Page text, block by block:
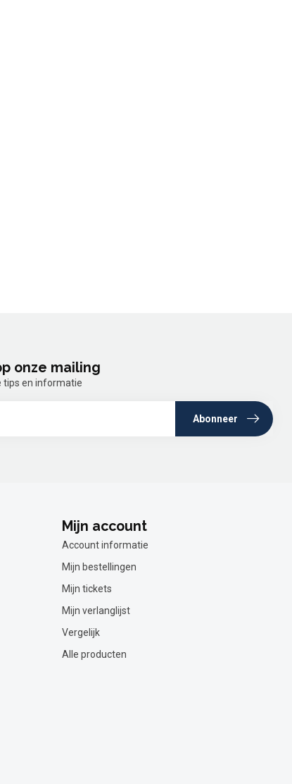
onze mailing
tips en informatie
Abonneer
Mijn account
Account informatie
Mijn bestellingen
Mijn tickets
Mijn verlanglijst
Vergelijk
Alle producten